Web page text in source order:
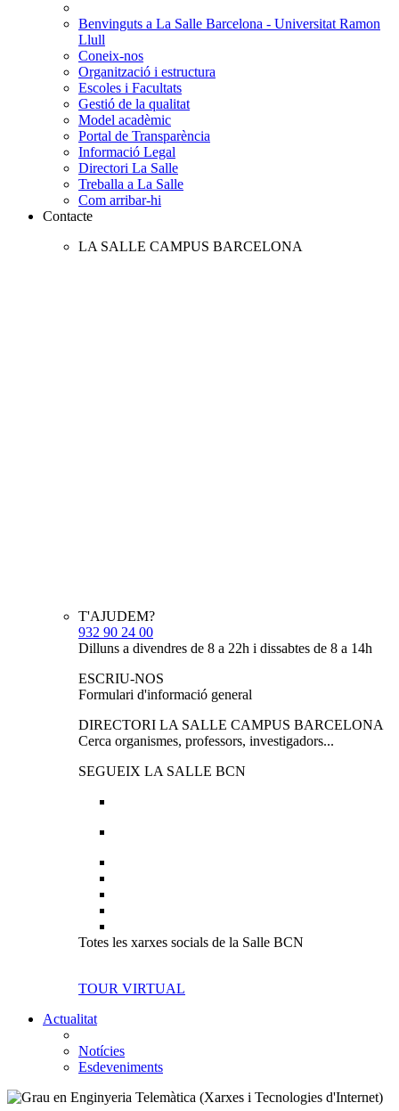
Benvinguts a La Salle Barcelona - Universitat Ramon
Llull
Coneix-nos
Organització i estructura
Escoles i Facultats
Gestió de la qualitat
Model acadèmic
Portal de Transparència
Informació Legal
Directori La Salle
Treballa a La Salle
Com arribar-hi
Contacte
LA SALLE CAMPUS BARCELONA
T'AJUDEM?
932 90 24 00
Dilluns a divendres de 8 a 22h i dissabtes de 8 a 14h
ESCRIU-NOS
Formulari d'informació general
DIRECTORI LA SALLE CAMPUS BARCELONA
Cerca organismes, professors, investigadors...
SEGUEIX LA SALLE BCN
Totes les xarxes socials de la Salle BCN
TOUR VIRTUAL
Actualitat
Notícies
Esdeveniments